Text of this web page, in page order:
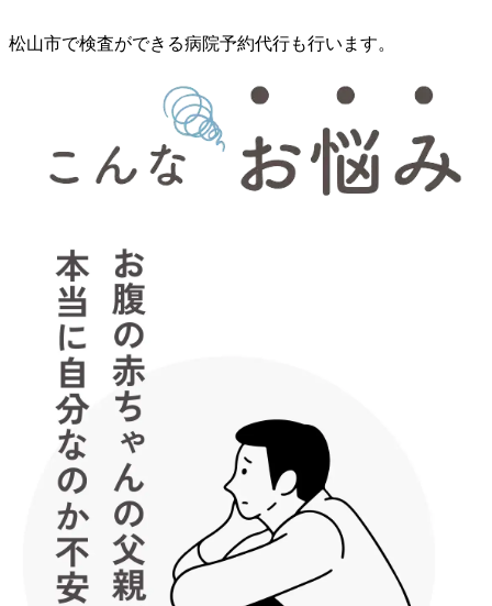
松山市で検査ができる病院予約代行も行います。